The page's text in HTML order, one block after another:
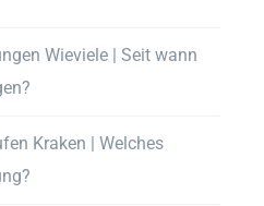
Wieviele | Seit wann
Kraken | Welches